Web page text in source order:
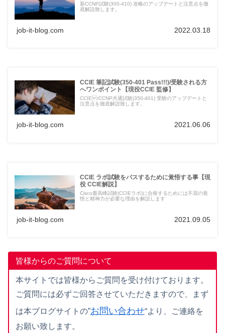
新CCNP試験(300-410) 攻略のアップデートと注意点を徹
底解説致します。
job-it-blog.com 2022.03.18
CCIE 筆記試験(350-401 Pass!!!)/受験される方
へワンポイント【現役CCIE 監修】
CCIE/CCNP共通試験(350-401) 受験のアップデートと
注意点を徹底解説致します。
job-it-blog.com 2021.06.06
CCIE ラボ試験をパスするために覚悟する事【現
役 CCIE解説】
Cisco最高峰試験(CCIEラボ)に合格するためには不屈の覚
悟と精神力が必要な理由を解説します
job-it-blog.com 2021.09.05
皆様からのご質問について
本サイトでは皆様からご質問を受け付けております。
ご質問には必ずご回答させていただきますので、まず
は本ブログサイトの”お問い合わせ“より、ご連絡を
お願い致します。